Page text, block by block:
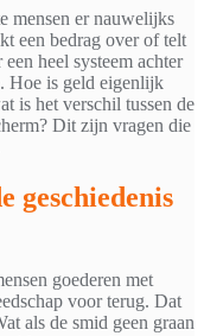
mensen er nauwelijks
een bedrag over of telt
heel systeem achter
Hoe is geld eigenlijk
is het verschil tussen de
Dit zijn vragen die
geschiedenis
goederen met
voor terug. Dat
als de smid geen graan